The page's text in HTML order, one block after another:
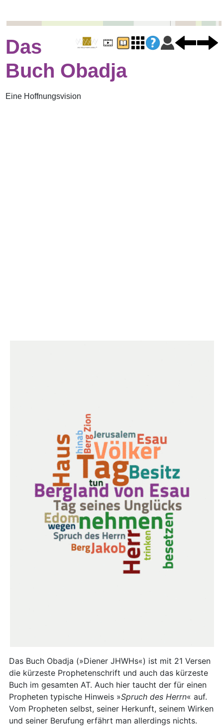
Das
Buch Obadja
Eine Hoffnungsvision
Das Buch Obadja (»Diener JHWHs«) ist mit 21 Versen
die kürzeste Prophetenschrift und auch das kürzeste
Buch im gesamten AT. Auch hier taucht der für einen
Propheten typische Hinweis »Spruch des Herrn« auf.
Vom Propheten selbst, seiner Herkunft, seinem Wirken
und seiner Berufung erfährt man allerdings nichts.